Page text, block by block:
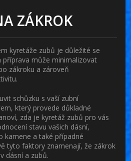
ZÁKROK
kyretáže zubů je důležité se
příprava může minimalizovat
zákroku a zároveň
schůzku s vaší zubní
který provede důkladné
zda je kyretáž zubů pro vás
stavu vašich dásní,
kamene a také případné
tyto faktory znamenají, že zákrok
dásní a zubů.